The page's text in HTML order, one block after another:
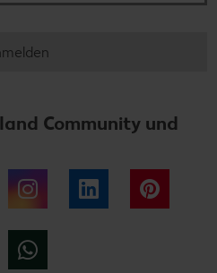
Community und
Instagram LinkedIn